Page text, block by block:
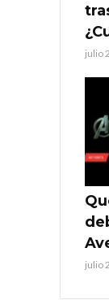
julio
julio